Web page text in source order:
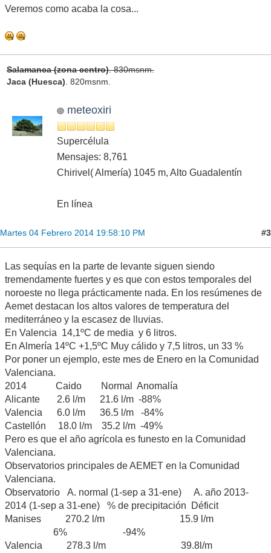
Veremos como acaba la cosa...
Salamanca (zona centro). 830msnm.
Jaca (Huesca) . 820msnm.
meteoxiri
Supercélula
Mensajes: 8,761
Chirivel( Almería) 1045 m, Alto Guadalentín
En línea
Martes 04 Febrero 2014 19:58:10 PM #3
Las sequías en la parte de levante siguen siendo
tremendamente fuertes y es que con estos temporales del
noroeste no llega prácticamente nada. En los resúmenes de
Aemet destacan los altos valores de temperatura del
mediterráneo y la escasez de lluvias.
En Valencia 14,1ºC de media y 6 litros.
En Almería 14ºC +1,5ºC Muy cálido y 7,5 litros, un 33 %
Por poner un ejemplo, este mes de Enero en la Comunidad
Valenciana.
2014 Caido Normal Anomalía
Alicante 2.6 l/m 21.6 l/m -88%
Valencia 6.0 l/m 36.5 l/m -84%
Castellón 18.0 l/m 35.2 l/m -49%
Pero es que el año agrícola es funesto en la Comunidad
Valenciana.
Observatorios principales de AEMET en la Comunidad
Valenciana.
Observatorio A. normal (1-sep a 31-ene) A. año 2013-
2014 (1-sep a 31-ene) % de precipitación Déficit
Manises 270.2 l/m 15.9 l/m
6% -94%
Valencia 278.3 l/m 39.8l/m